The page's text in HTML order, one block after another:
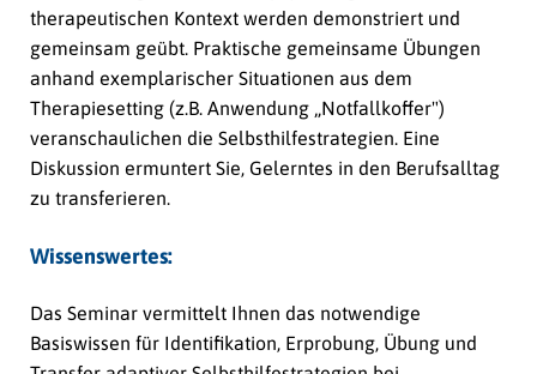
therapeutischen Kontext werden demonstriert und
gemeinsam geübt. Praktische gemeinsame Übungen
anhand exemplarischer Situationen aus dem
Therapiesetting (z.B. Anwendung „Notfallkoffer")
veranschaulichen die Selbsthilfestrategien. Eine
Diskussion ermuntert Sie, Gelerntes in den Berufsalltag
zu transferieren.
Wissenswertes:
Das Seminar vermittelt Ihnen das notwendige
Basiswissen für Identifikation, Erprobung, Übung und